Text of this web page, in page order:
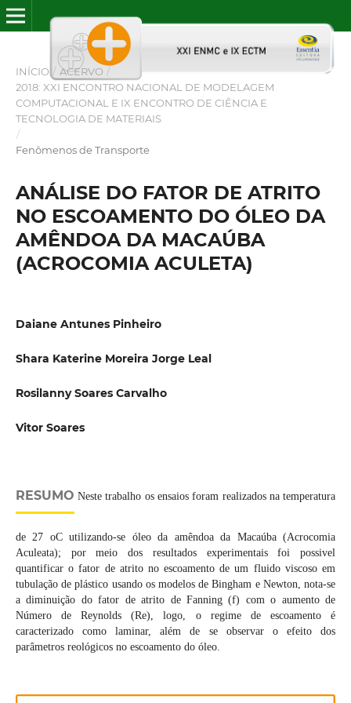
INÍCIO / ACERVO /
2018: XXI ENCONTRO NACIONAL DE MODELAGEM
COMPUTACIONAL E IX ENCONTRO DE CIÊNCIA E
TECNOLOGIA DE MATERIAIS
/
Fenômenos de Transporte
ANÁLISE DO FATOR DE ATRITO
NO ESCOAMENTO DO ÓLEO DA
AMÊNDOA DA MACAÚBA
(ACROCOMIA ACULETA)
Daiane Antunes Pinheiro
Shara Katerine Moreira Jorge Leal
Rosilanny Soares Carvalho
Vitor Soares
RESUMO Neste trabalho os ensaios foram realizados na temperatura
de 27 oC utilizando-se óleo da amêndoa da Macaúba (Acrocomia
Aculeata); por meio dos resultados experimentais foi possivel
quantificar o fator de atrito no escoamento de um fluido viscoso em
tubulação de plástico usando os modelos de Bingham e Newton, nota-se
a diminuição do fator de atrito de Fanning (f) com o aumento de
Número de Reynolds (Re), logo, o regime de escoamento é
caracterizado como laminar, além de se observar o efeito dos
parâmetros reológicos no escoamento do óleo.